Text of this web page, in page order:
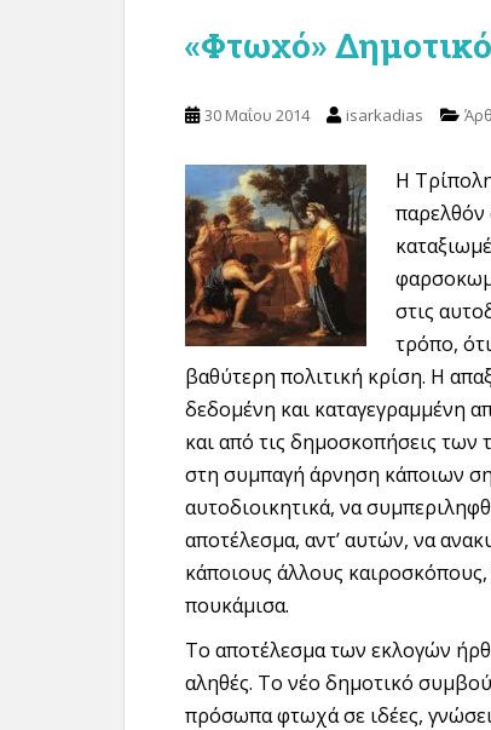
«Φτωχό»
30 Μαΐου 2014 isarkadias
Η
στις
τρόπο,
βαθύτερη πολιτική κρίση. Η
δεδομένη και καταγεγραμμένη
και από τις δημοσκοπήσεις των
στη συμπαγή άρνηση κάποιων
αυτοδιοικητικά, να
αποτέλεσμα, αντ’ αυτών, να
κάποιους άλλους
πουκάμισα.
Το αποτέλεσμα των εκλογών
αληθές. Το νέο δημοτικό
πρόσωπα φτωχά σε ιδέες,